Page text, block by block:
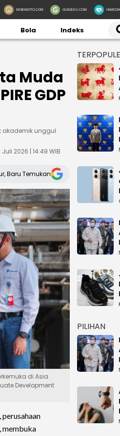
MOBIMOTO.COM GUIDEKU.COM
Bola Indeks
Muda
GDP
akademik unggul
2026 | 14:49 WIB
Baru Temukan
di Asia
Development
membuka
PILIHAN